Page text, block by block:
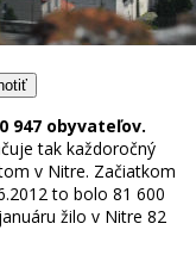
947 obyvateľov.
tak každoročný
v Nitre. Začiatkom
to bolo 81 600
žilo v Nitre 82